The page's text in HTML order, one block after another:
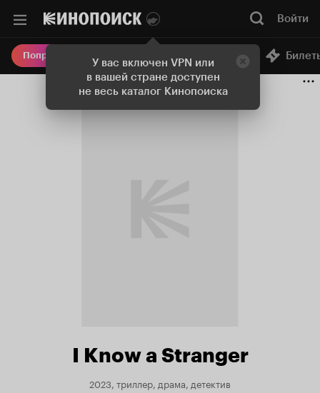
У вас включен VPN или
в вашей стране доступен
не весь каталог Кинопоиска
Войти
Попробовать Плюс Онлайн-кинотеатр
I Know a Stranger
2023, триллер, драма, детектив